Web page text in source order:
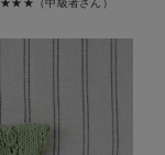
★★★（中級者さん）